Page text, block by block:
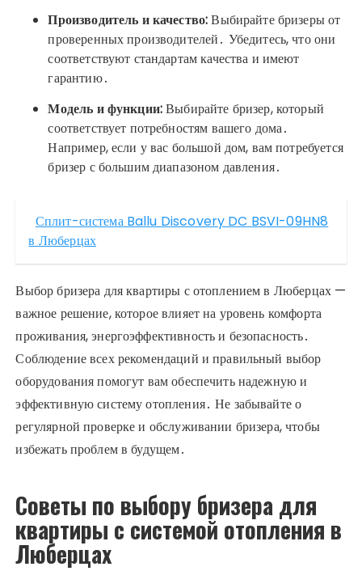
Производитель и качество:Выбирайте бризеры от
проверенных производителей․ Убедитесь, что они
соответствуют стандартам качества и имеют
гарантию․
Модель и функции:Выбирайте бризер, который
соответствует потребностям вашего дома․
Например, если у вас большой дом, вам потребуется
бризер с большим диапазоном давления․
Сплит-система Ballu Discovery DC BSVI-09HN8
в Люберцах
Выбор бризера для квартиры с отоплением в Люберцах —
важное решение, которое влияет на уровень комфорта
проживания, энергоэффективность и безопасность․
Соблюдение всех рекомендаций и правильный выбор
оборудования помогут вам обеспечить надежную и
эффективную систему отопления․ Не забывайте о
регулярной проверке и обслуживании бризера, чтобы
избежать проблем в будущем․
Советы по выбору бризера для
квартиры с системой отопления в
Люберцах